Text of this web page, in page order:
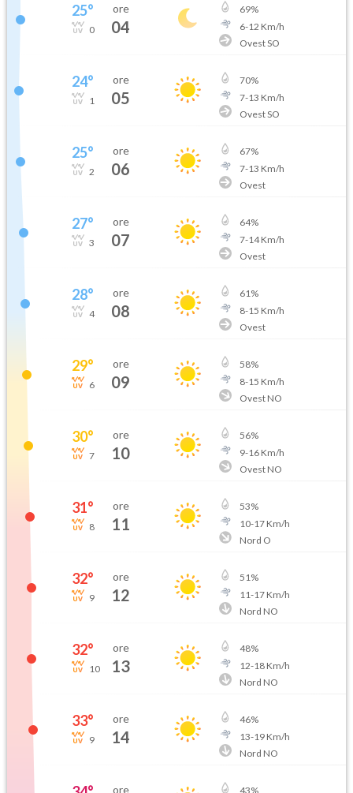
25°
0
ore
04
69%
6-12 Km/h
Ovest SO
24°
1
ore
05
70%
7-13 Km/h
Ovest SO
25°
2
ore
06
67%
7-13 Km/h
Ovest
27°
3
ore
07
64%
7-14Km/h
Ovest
28°
4
ore
08
61%
8-15 Km/h
Ovest
29°
6
ore
09
58%
8-15 Km/h
Ovest NO
30°
7
ore
10
56%
9-16Km/h
Ovest NO
31°
8
ore
11
53%
10-17Km/h
Nord O
32°
9
ore
12
51%
11-17Km/h
Nord NO
32°
10
ore
13
48%
12-18Km/h
Nord NO
33°
9
ore
14
46%
13-19Km/h
Nord NO
ore 43%